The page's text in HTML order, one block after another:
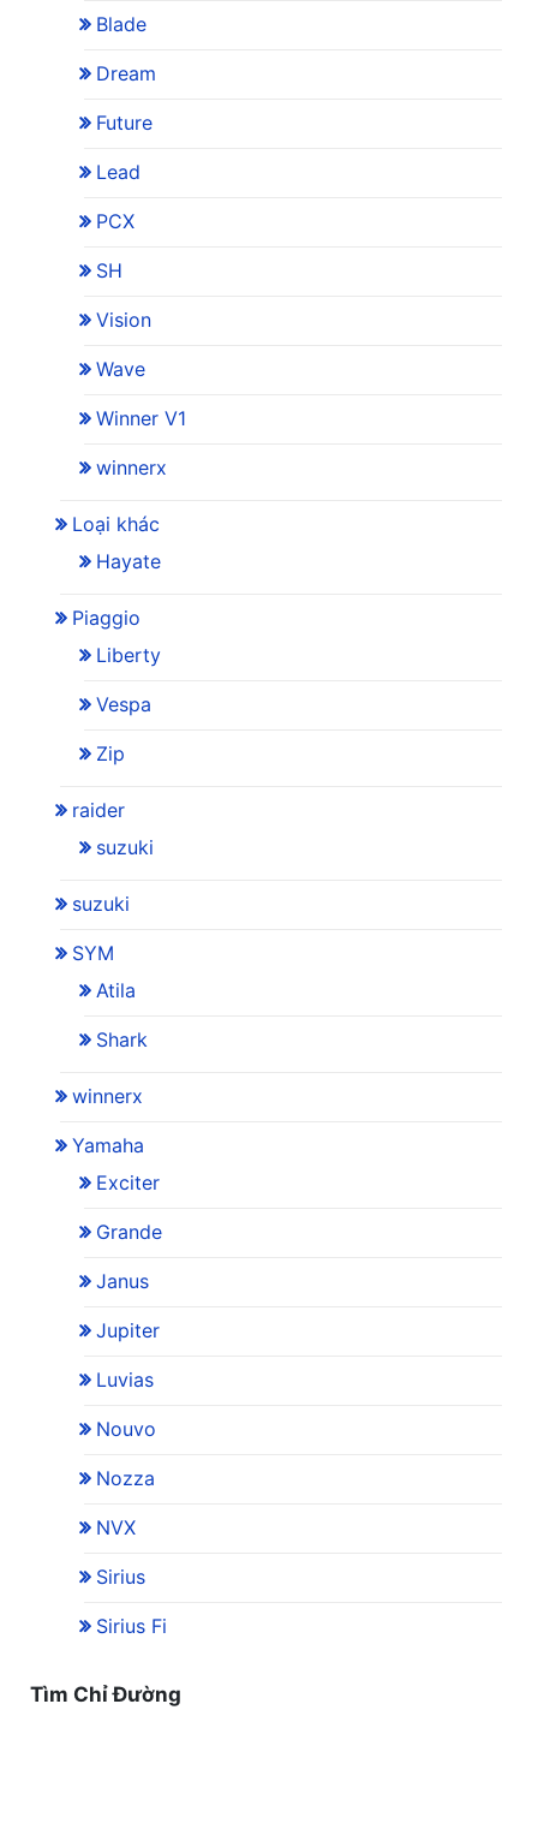
Blade
Dream
Future
Lead
PCX
SH
Vision
Wave
Winner V1
winnerx
Loại khác
Hayate
Piaggio
Liberty
Vespa
Zip
raider
suzuki
suzuki
SYM
Atila
Shark
winnerx
Yamaha
Exciter
Grande
Janus
Jupiter
Luvias
Nouvo
Nozza
NVX
Sirius
Sirius Fi
Tìm Chỉ Đường